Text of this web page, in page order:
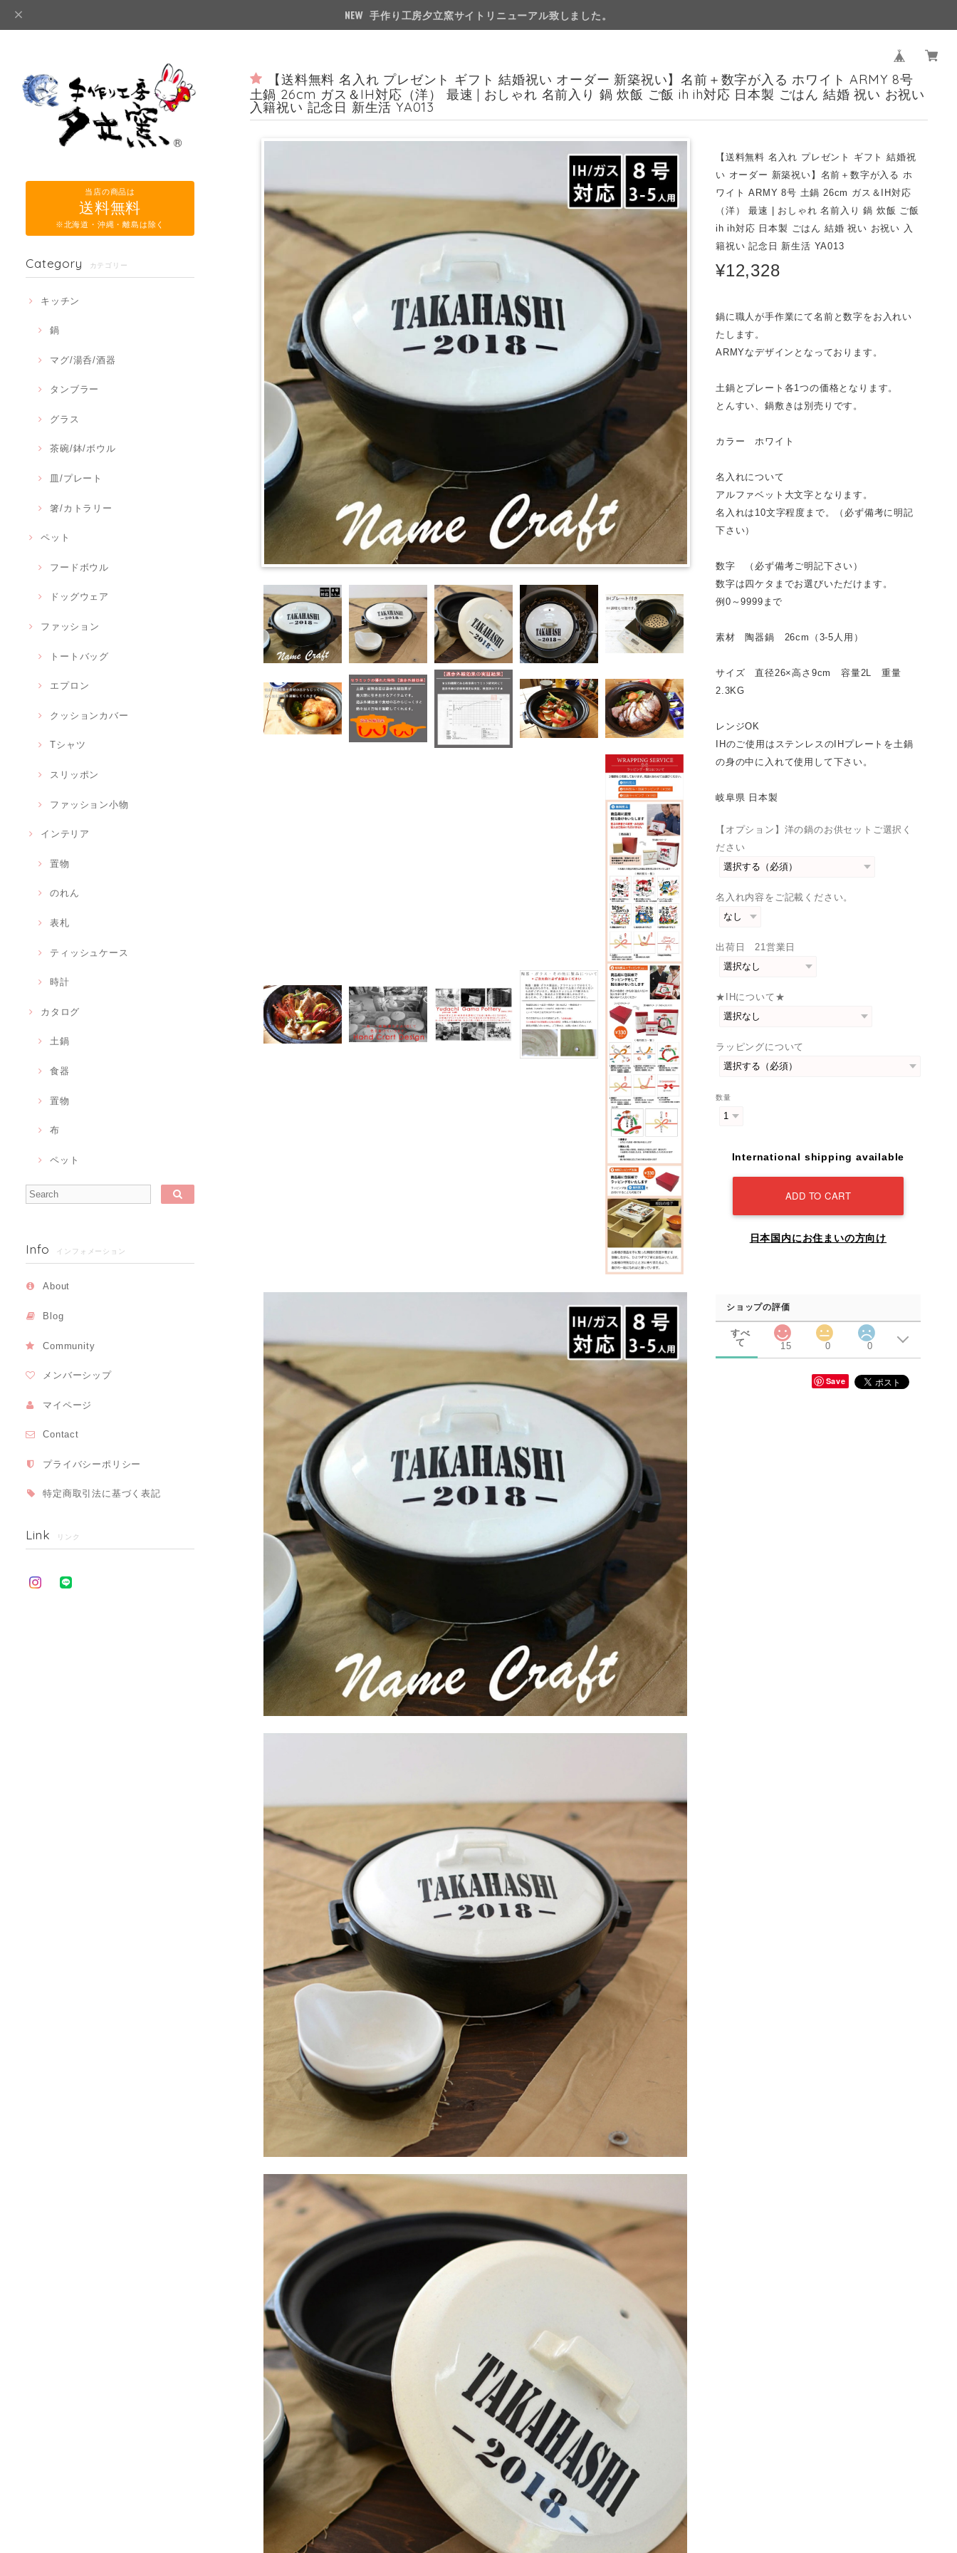
手作り工房夕立窯サイトリニューアル致しました。
当店の商品は
送料無料
※北海道・沖縄・離島は除く
Category カテゴリー
キッチン
鍋
マグ/湯呑/酒器
タンブラー
グラス
茶碗/鉢/ボウル
皿/プレート
箸/カトラリー
ペット
フードボウル
ドッグウェア
ファッション
トートバッグ
エプロン
クッションカバー
Tシャツ
スリッポン
ファッション小物
インテリア
置物
のれん
表札
ティッシュケース
時計
カタログ
土鍋
食器
置物
布
ペット
Info インフォメーション
About
Blog
Community
メンバーシップ
マイページ
Contact
プライバシーポリシー
特定商取引法に基づく表記
Link リンク
【送料無料 名入れ プレゼント ギフト 結婚祝い オーダー 新築祝い】名前＋数字が入る ホワイト ARMY 8号
土鍋 26cm ガス＆IH対応（洋） 最速 | おしゃれ 名前入り 鍋 炊飯 ご飯 ih ih対応 日本製 ごはん 結婚 祝い お祝い
入籍祝い 記念日 新生活 YA013
【送料無料 名入れ プレゼント ギフト 結婚祝
い オーダー 新築祝い】名前＋数字が入る ホ
ワイト ARMY 8号 土鍋 26cm ガス＆IH対応
（洋） 最速 | おしゃれ 名前入り 鍋 炊飯 ご飯
ih ih対応 日本製 ごはん 結婚 祝い お祝い 入
籍祝い 記念日 新生活 YA013
¥12,328
鍋に職人が手作業にて名前と数字をお入れい
たします。
ARMYなデザインとなっております。
土鍋とプレート各1つの価格となります。
とんすい、鍋敷きは別売りです。
カラー ホワイト
名入れについて
アルファベット大文字となります。
名入れは10文字程度まで。（必ず備考に明記
下さい）
数字 （必ず備考ご明記下さい）
数字は四ケタまでお選びいただけます。
例0～9999まで
素材 陶器鍋 26cm（3-5人用）
サイズ 直径26×高さ9cm 容量2L 重量
2.3KG
レンジOK
IHのご使用はステンレスのIHプレートを土鍋
の身の中に入れて使用して下さい。
岐阜県 日本製
【オプション】洋の鍋のお供セットご選択く
ださい
名入れ内容をご記載ください。
出荷日 21営業日
★IHについて★
ラッピングについて
数量
International shipping available
ADD TO CART
日本国内にお住まいの方向け
ショップの評価
すべ
て
15 0 0
Save